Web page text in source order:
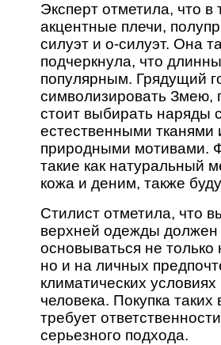
Эксперт отметила, что в
акцентные плечи,
силуэт и о-силуэт. Она
подчеркнула, что
популярным. Грядущий
символизировать Змею,
стоит выбирать наряды с
естественными тканями
природными мотивами.
такие как натуральный
кожа и деним, также
Стилист отметила, что
верхней одежды должен
основываться не только
но и на личных
климатических условиях
человека. Покупка
требует
серьезного подхода.